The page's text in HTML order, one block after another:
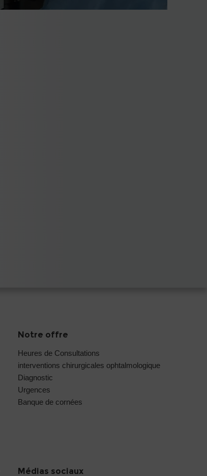
Notre offre
Heures de Consultations
interventions chirurgicales ophtalmologique
Diagnostic
Urgences
Banque de cornées
Médias sociaux